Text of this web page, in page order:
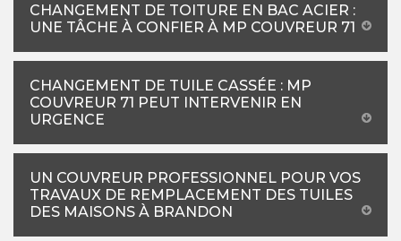
CHANGEMENT DE TOITURE EN BAC ACIER :
UNE TÂCHE À CONFIER À MP COUVREUR 71
CHANGEMENT DE TUILE CASSÉE : MP
COUVREUR 71 PEUT INTERVENIR EN
URGENCE
UN COUVREUR PROFESSIONNEL POUR VOS
TRAVAUX DE REMPLACEMENT DES TUILES
DES MAISONS À BRANDON